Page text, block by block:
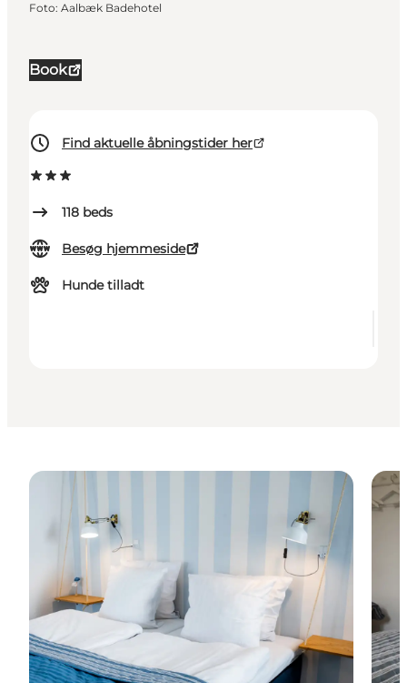
Book
Find aktuelle åbningstider her
118 beds
Besøg hjemmeside
Hunde tilladt
Foto: Aalbæk Badehotel